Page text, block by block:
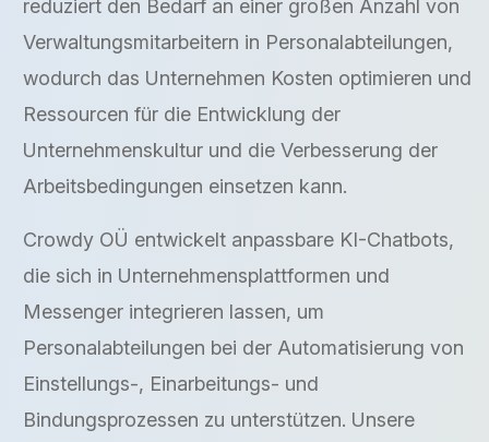
reduziert den Bedarf an einer großen Anzahl von
Verwaltungsmitarbeitern in Personalabteilungen,
wodurch das Unternehmen Kosten optimieren und
Ressourcen für die Entwicklung der
Unternehmenskultur und die Verbesserung der
Arbeitsbedingungen einsetzen kann.
Crowdy OÜ entwickelt anpassbare KI-Chatbots,
die sich in Unternehmensplattformen und
Messenger integrieren lassen, um
Personalabteilungen bei der Automatisierung von
Einstellungs-, Einarbeitungs- und
Bindungsprozessen zu unterstützen. Unsere